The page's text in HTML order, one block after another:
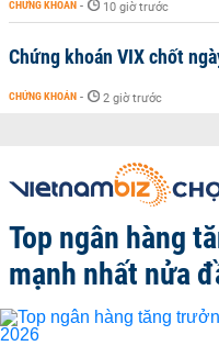
CHỨNG KHOÁN - 10 giờ trước
Chứng khoán VIX chốt
CHỨNG KHOÁN - 2 giờ trước
Top ngân hàng
mạnh nhất nửa